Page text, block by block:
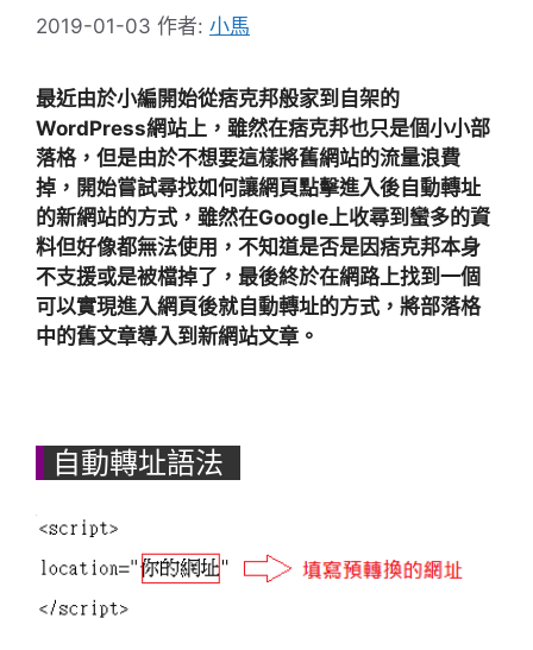
2019-01-03 作者: 小馬
最近由於小編開始從痞克邦般家到自架的
WordPress網站上，雖然在痞克邦也只是個小小部
落格，但是由於不想要這樣將舊網站的流量浪費
掉，開始嘗試尋找如何讓網頁點擊進入後自動轉址
的新網站的方式，雖然在Google上收尋到蠻多的資
料但好像都無法使用，不知道是否是因痞克邦本身
不支援或是被檔掉了，最後終於在網路上找到一個
可以實現進入網頁後就自動轉址的方式，將部落格
中的舊文章導入到新網站文章。
自動轉址語法